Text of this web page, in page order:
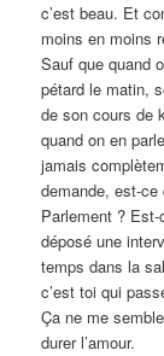
c’est beau. Et
moins en moins
Sauf que quand
pétard le matin,
de son cours de
quand on en
jamais
demande, est-ce
Parlement ? Est-
déposé une
temps dans la
c’est toi qui
Ça ne me
durer l’amour.